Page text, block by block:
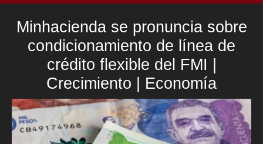
Minhacienda se pronuncia sobre
condicionamiento de línea de
crédito flexible del FMI |
Crecimiento | Economía